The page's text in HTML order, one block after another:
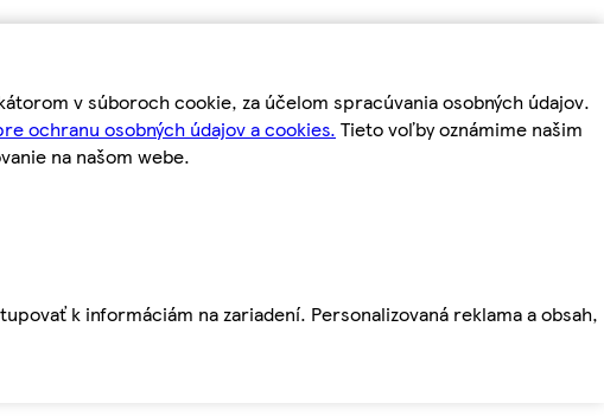
v súboroch cookie, za účelom spracúvania osobných údajov.
ochranu osobných údajov a cookies. Tieto voľby oznámime našim
na našom webe.
k informáciám na zariadení. Personalizovaná reklama a obsah,